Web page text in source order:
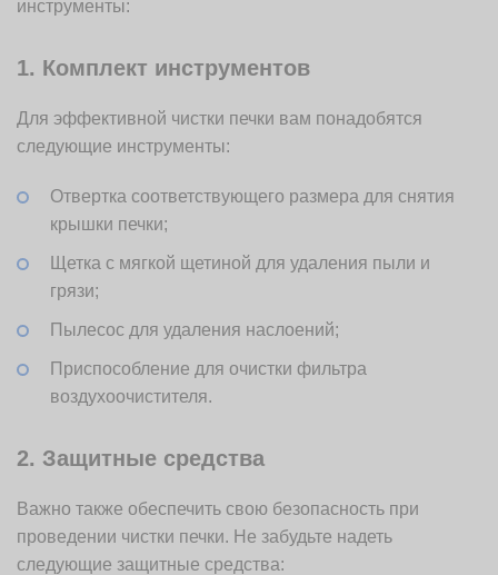
инструменты:
1. Комплект инструментов
Для эффективной чистки печки вам понадобятся
следующие инструменты:
Отвертка соответствующего размера для снятия
крышки печки;
Щетка с мягкой щетиной для удаления пыли и
грязи;
Пылесос для удаления наслоений;
Приспособление для очистки фильтра
воздухоочистителя.
2. Защитные средства
Важно также обеспечить свою безопасность при
проведении чистки печки. Не забудьте надеть
следующие защитные средства: